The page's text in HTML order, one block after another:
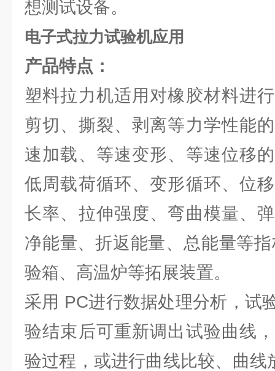
想测试设备。
电子式拉力试验机应用
产品特点：
塑料拉力机适用对橡胶材料进
剪切、撕裂、剥离等力学性能
速加载、等速变形、等速位移
低周载荷循环、变形循环、位
长率、拉伸强度、弯曲模量、
净能量、折返能量、总能量等
验箱、高温炉等拓展装置。
采用 PC进行数据处理分析，试
验结束后可重新调出试验曲线
验过程，或进行曲线比较、曲线